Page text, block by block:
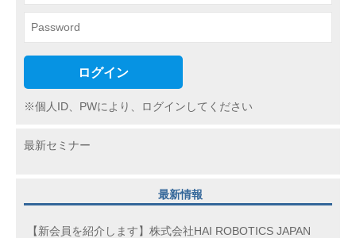
ン
ログイン
※個人ID、PWにより、ログインしてください
最新セミナー
最新情報
【新会員を紹介します】株式会社HAI ROBOTICS JAPAN